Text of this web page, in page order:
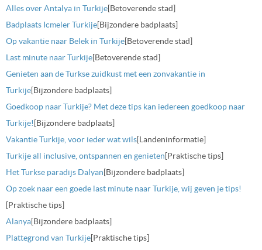
Alles over Antalya in Turkije[Betoverende stad]
Badplaats Icmeler Turkije[Bijzondere badplaats]
Op vakantie naar Belek in Turkije[Betoverende stad]
Last minute naar Turkije[Betoverende stad]
Genieten aan de Turkse zuidkust met een zonvakantie in
Turkije[Bijzondere badplaats]
Goedkoop naar Turkije? Met deze tips kan iedereen goedkoop naar
Turkije! [Bijzondere badplaats]
Vakantie Turkije, voor ieder wat wils[Landeninformatie]
Turkije all inclusive, ontspannen en genieten[Praktische tips]
Het Turkse paradijs Dalyan[Bijzondere badplaats]
Op zoek naar een goede last minute naar Turkije, wij geven je tips!
[Praktische tips]
Alanya[Bijzondere badplaats]
Plattegrond van Turkije[Praktische tips]